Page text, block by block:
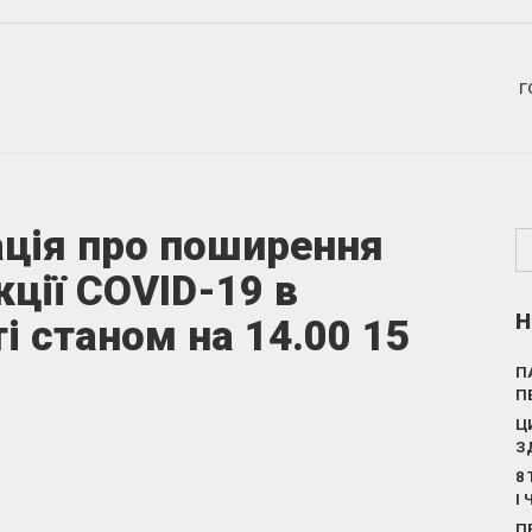
про поширення
COVID-19 в
станом на 14.00 15
8
І